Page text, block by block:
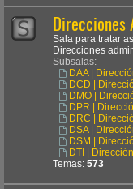
Direcciones
Sala para tratar
Direcciones
Subsalas:
DAA |
DCD |
DMO |
DPR |
DRC |
DSA |
DSM |
DTI |
Temas: 573